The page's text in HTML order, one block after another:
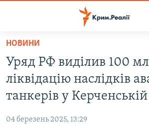
Перейти
основного
матеріалу
до
основної
навігації
ВОДА.КРИМ
ВІДЕО ТА ФОТО
БЛОГИ
НОВИНИ
Уряд РФ виділив 100
ліквідацію наслідків
танкерів у
04 березень 2025, 13:29